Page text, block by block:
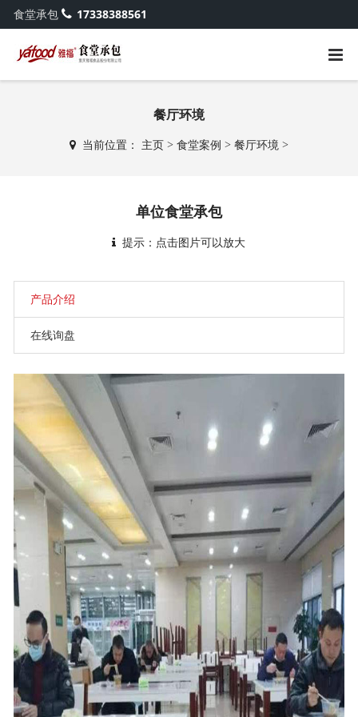
食堂承包 17338388561
餐厅环境
当前位置： 主页> 食堂案例 > 餐厅环境>
单位食堂承包
提示：点击图片可以放大
产品介绍
在线询盘